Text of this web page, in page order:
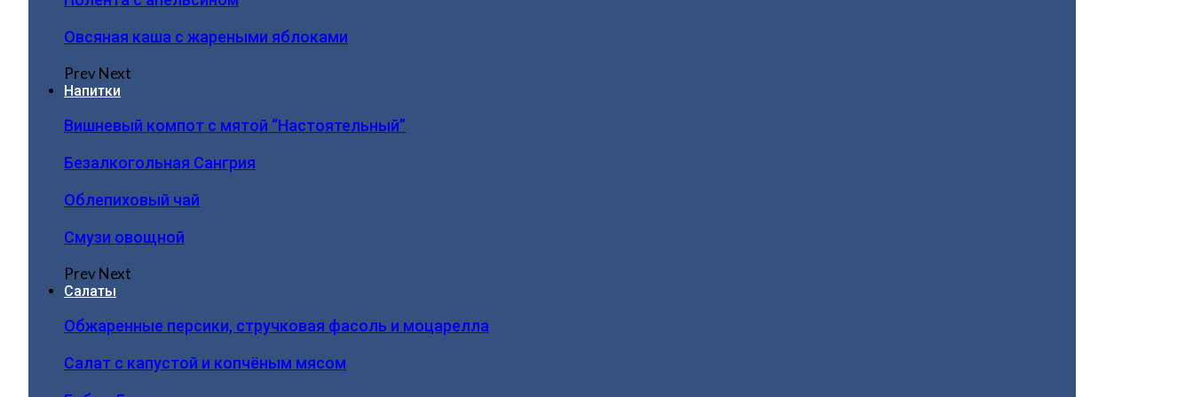
Овсяная каша с жареными яблоками
PrevNext
Напитки
Вишневый компот с мятой “Настоятельный”
Безалкогольная Сангрия
Облепиховый чай
Смузи овощной
PrevNext
Салаты
Обжаренные персики, стручковая фасоль и моцарелла
Салат с капустой и копчёным мясом